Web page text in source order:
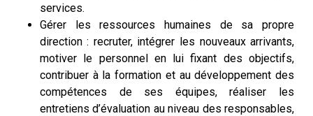
services.
Gérer les ressources humaines de sa propre
direction : recruter, intégrer les nouveaux arrivants,
motiver le personnel en lui fixant des objectifs,
contribuer à la formation et au développement des
compétences de ses équipes, réaliser les
entretiens d’évaluation au niveau des responsables,